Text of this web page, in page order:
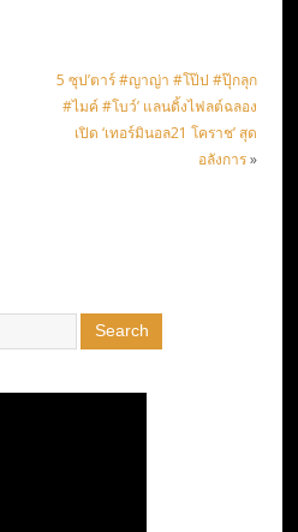
5 ซุป’ตาร์ #ญาญ่า #โป๊ป #ปุ๊กลุก
#ไมค์ #โบว์’ แลนดิ้งไฟลต์ฉลอง
เปิด ‘เทอร์มินอล21 โคราช’ สุด
อลังการ»